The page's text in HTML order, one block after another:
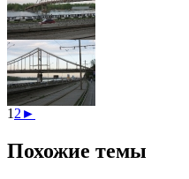
1 2 ►
Похожие темы